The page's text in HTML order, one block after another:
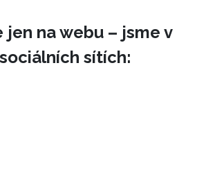
jen na webu – jsme v
sítích: